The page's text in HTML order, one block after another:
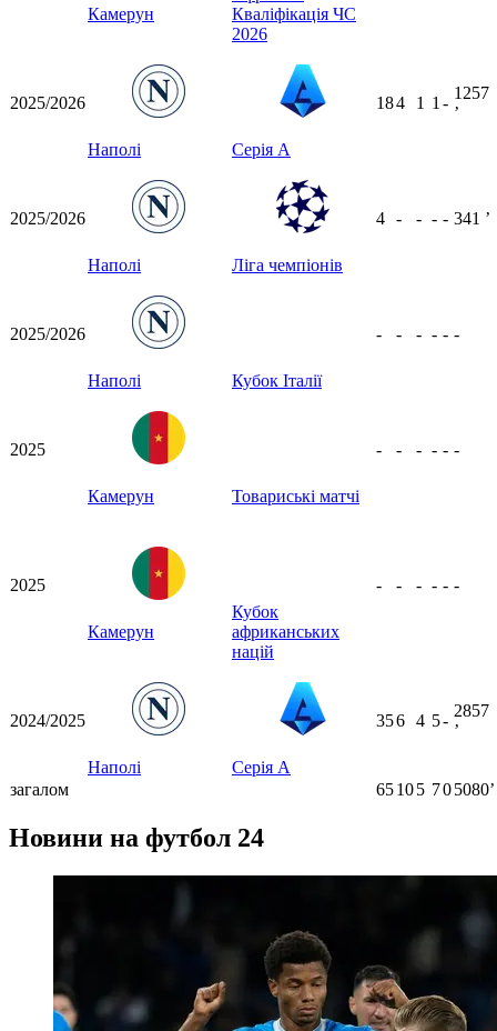
Камерун
Кваліфікація ЧС
2026
2025/2026
Наполі Серія А
184 1 1 -
1257
ʼ
2025/2026
Наполі Ліга чемпіонів
4 - - - - 341 ʼ
2025/2026
Наполі Кубок Італії
- - - - - -
2025
Камерун Товариські матчі
- - - - - -
2025
Камерун
Кубок
африканських
націй
- - - - - -
2024/2025
Наполі Серія А
356 4 5-
2857
ʼ
загалом 65105 705080ʼ
Новини на футбол 24